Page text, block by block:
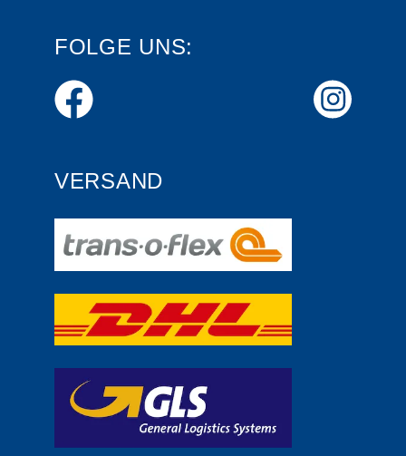
FOLGE UNS:
VERSAND